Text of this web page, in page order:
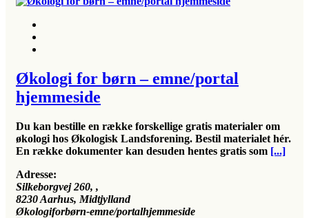
Økologi for børn – emne/portal
hjemmeside
Du kan bestille en række forskellige gratis materialer om
økologi hos Økologisk Landsforening. Bestil materialet hér.
En række dokumenter kan desuden hentes gratis som [...]
Adresse:
Silkeborgvej 260, ,
8230Aarhus, Midtjylland
Økologiforbørn-emne/portalhjemmeside